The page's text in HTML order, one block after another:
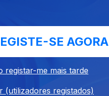
SE AGORA
registar-me mais tarde
(utilizadores registados)